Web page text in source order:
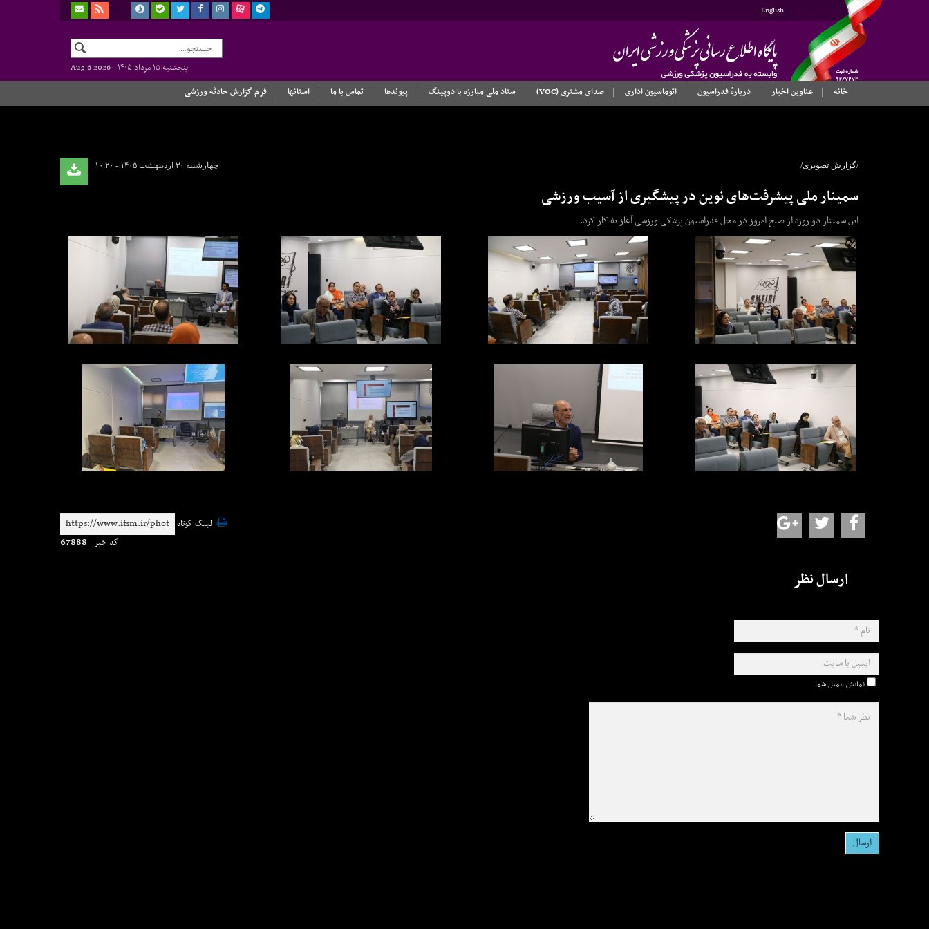
English
پنجشنبه ۱۵ مرداد ۱۴۰۵ -
Aug 6 2026
خانه
عناوین اخبار دربارهٔ فدراسیون اتوماسیون اداری صدای مشتری (VOC) ستاد ملی مبارزه با دوپینگ پیوندها تماس با ما استانها فرم گزارش حادثه ورزشی
چهارشنبه ۳۰ اردیبهشت ۱۴۰۵ - ۱۰:۲۰ /گزارش تصویری/
سمینار ملی پیشرفت‌های نوین در پیشگیری از آسیب ورزشی
این سمینار دو روزه از صبح امروز در محل فدراسیون پزشکی ورزشی آغاز به کار کرد.
لینک کوتاه
کد خبر 67888
ارسال نظر
نمایش ایمیل شما